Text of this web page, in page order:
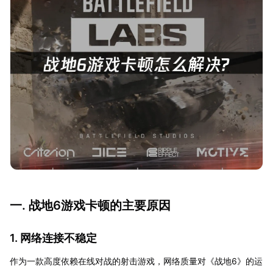
一. 战地6游戏卡顿的主要原因
1. 网络连接不稳定
作为一款高度依赖在线对战的射击游戏，网络质量对《战地6》的运